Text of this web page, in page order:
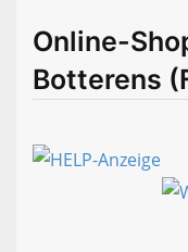
Online-
Botterens